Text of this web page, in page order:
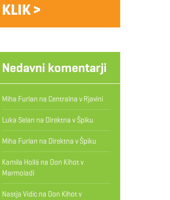
KLIK >
Nedavni komentarji
Miha Furlan na Centralna v Rjavini
Luka Selan na Direktna v Špiku
Miha Furlan na Direktna v Špiku
Kamila Hollá na Don Kihot v
Marmoladi
Nastja Vidicna Don Kihot v